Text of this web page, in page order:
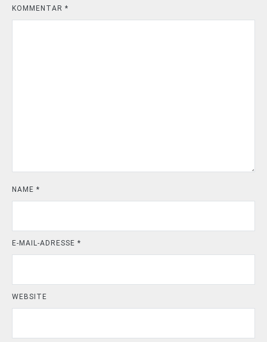
KOMMENTAR *
NAME *
E-MAIL-ADRESSE *
WEBSITE